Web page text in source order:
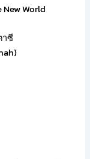
World
าซี